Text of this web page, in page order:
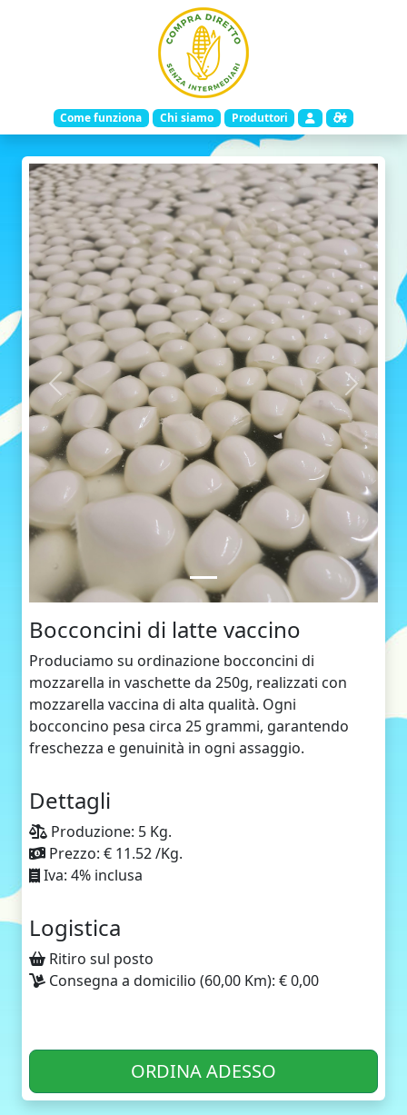
Come funziona Chi siamo Produttori
Indietro Avanti
Bocconcini di latte vaccino
Produciamo su ordinazione bocconcini di
mozzarella in vaschette da 250g, realizzati con
mozzarella vaccina di alta qualità. Ogni
bocconcino pesa circa 25 grammi, garantendo
freschezza e genuinità in ogni assaggio.
Dettagli
Produzione: 5 Kg.
Prezzo: € 11.52 /Kg.
Iva: 4% inclusa
Logistica
Ritiro sul posto
Consegna a domicilio (60,00 Km): € 0,00
ORDINA ADESSO